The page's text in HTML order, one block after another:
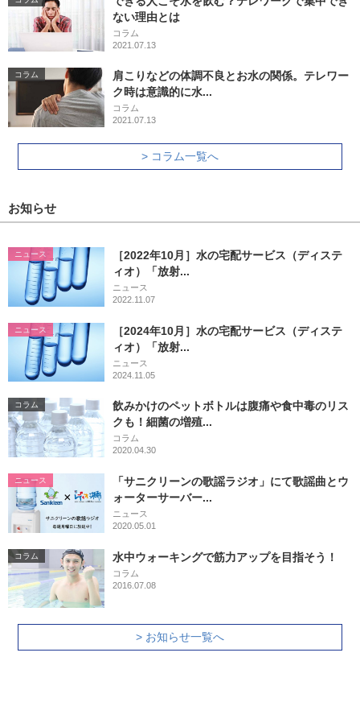
ない理由とは
コラム
2021.07.13
コラム
肩こりなどの体調不良とお水の関係。テレワー
ク時は意識的に水...
コラム
2021.07.13
> コラム一覧へ
お知らせ
ニュース
［2022年10月］水の宅配サービス（ディステ
ィオ）「放射...
ニュース
2022.11.07
ニュース
［2024年10月］水の宅配サービス（ディステ
ィオ）「放射...
ニュース
2024.11.05
コラム
飲みかけのペットボトルは腹痛や食中毒のリス
クも！細菌の増殖...
コラム
2020.04.30
ニュース
「サニクリーンの歌謡ラジオ」にて歌謡曲とウ
ォーターサーバー...
ニュース
2020.05.01
コラム 水中ウォーキングで筋力アップを目指そう！
コラム
2016.07.08
> お知らせ一覧へ